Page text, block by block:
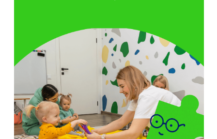
От 2000 ₽ / месяц